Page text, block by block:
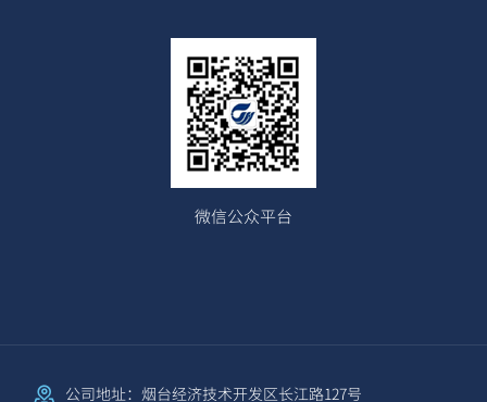
微信公众平台
公司地址：烟台经济技术开发区长江路127号